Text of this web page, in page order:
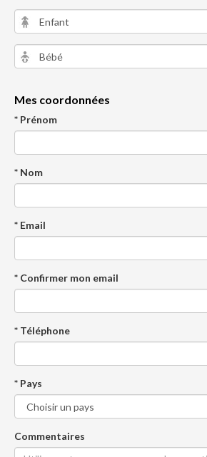
Mes coordonnées
* Prénom
* Nom
* Email
* Confirmer mon email
* Téléphone
* Pays
Commentaires